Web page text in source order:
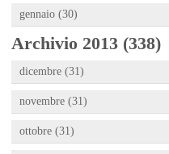
gennaio (30)
Archivio 2013 (338)
dicembre (31)
novembre (31)
ottobre (31)